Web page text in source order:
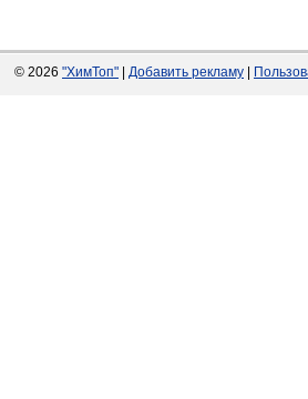
© 2026 "ХимТоп" Добавить рекламу